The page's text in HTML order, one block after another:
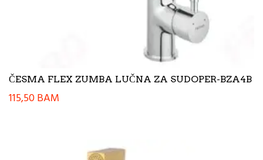
ČESMA FLEX ZUMBA LUČNA ZA SUDOPER-BZA4B
115,50BAM